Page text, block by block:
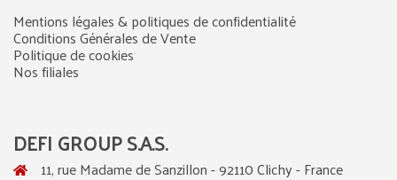
Mentions légales & politiques de confidentialité
Conditions Générales de Vente
Politique de cookies
Nos filiales
DEFI GROUP S.A.S.
11, rue Madame de Sanzillon - 92110 Clichy - France